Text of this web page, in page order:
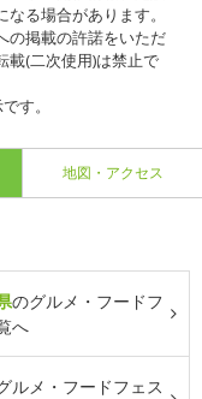
る場合があります。
の掲載の許諾をいただ
載(二次使用)は禁止で
す。
地図・アクセス
のグルメ・フードフ
へ
ルメ・フードフェス